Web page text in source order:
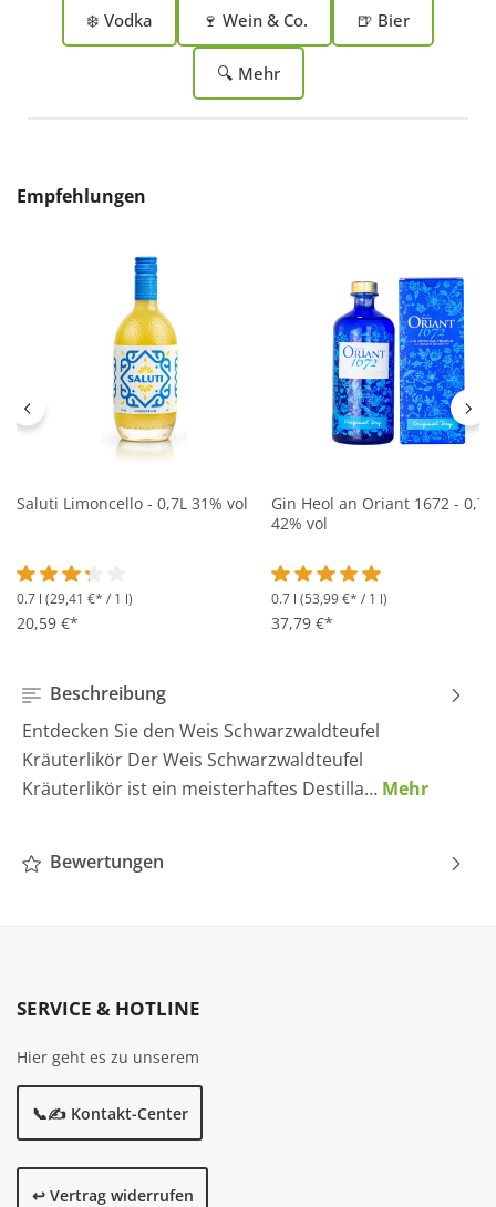
❄️ Vodka 🍷 Wein & Co. 🍺 Bier
🔍 Mehr
Produktgalerie überspringen
Empfehlungen
Saluti Limoncello - 0,7L 31% vol
Durchschnittliche Bewertung von 3.2 von 5 Sternen
0.7 l (29,41 €* / 1 l)
20,59 €*
Gin Heol an Oriant 1672 - 0,7L
42% vol
Durchschnittliche
0.7 l (53,99 €* / 1 l)
37,79 €*
Beschreibung
Entdecken Sie den Weis Schwarzwaldteufel
Kräuterlikör Der Weis Schwarzwaldteufel
Kräuterlikör ist ein meisterhaftes Destilla… Mehr
Bewertungen
SERVICE & HOTLINE
Hier geht es zu unserem
📞✍️ Kontakt-Center
↩️ Vertrag widerrufen